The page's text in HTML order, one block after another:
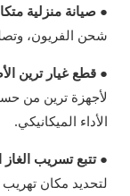
● صيانة منزلية
شحن الفريون،
● قطع غيار ترين
لأجهزة ترين من
الأداء الميكانيكي.
● تتبع تسريب
لتحديد مكان تهريب